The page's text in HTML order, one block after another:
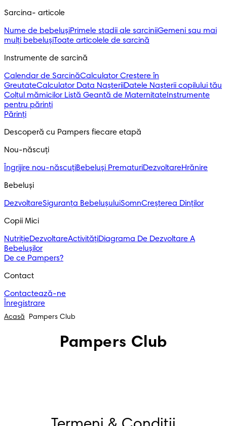
Sarcina- articole
Nume de bebelușiPrimele stadii ale sarciniiGemeni sau mai
mulți bebelușiToate articolele de sarcină
Instrumente de sarcină
Calendar de SarcinăCalculator Creștere în
GreutateCalculator Data NașteriiDatele Nașterii copilului tău
Colțul mămicilor Listă Geantă de Maternitate Instrumente
pentru părinți
Părinți
Descoperă cu Pampers fiecare etapă
Nou-născuți
Îngrijire nou-născuțiBebeluși PrematuriDezvoltareHrănire
Bebeluși
DezvoltareSiguranța BebelușuluiSomnCreșterea Dinților
Copii Mici
NutrițieDezvoltareActivitățiDiagrama De Dezvoltare A
Bebelușilor
De ce Pampers?
Contact
Contactează-ne
Înregistrare
Acasă Pampers Club
Pampers Club